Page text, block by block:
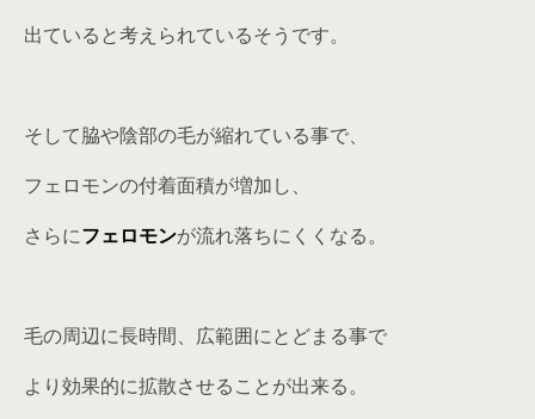
出ていると考えられているそうです。
そして脇や陰部の毛が縮れている事で、
フェロモンの付着面積が増加し、
さらにフェロモンが流れ落ちにくくなる。
毛の周辺に長時間、広範囲にとどまる事で
より効果的に拡散させることが出来る。